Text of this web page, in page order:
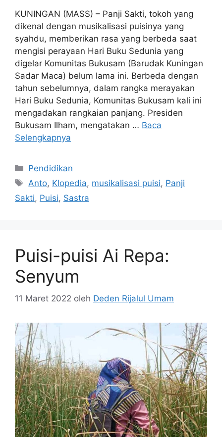
KUNINGAN (MASS) – Panji Sakti, tokoh yang
dikenal dengan musikalisasi puisinya yang
syahdu, memberikan rasa yang berbeda saat
mengisi perayaan Hari Buku Sedunia yang
digelar Komunitas Bukusam (Barudak Kuningan
Sadar Maca) belum lama ini. Berbeda dengan
tahun sebelumnya, dalam rangka merayakan
Hari Buku Sedunia, Komunitas Bukusam kali ini
mengadakan rangkaian panjang. Presiden
Bukusam Ilham, mengatakan … Baca
Selengkapnya
Kategori
Pendidikan
Tag
Anto, Klopedia, musikalisasi puisi, Panji
Sakti, Puisi, Sastra
Puisi-puisi Ai Repa:
Senyum
11 Maret 2022 oleh Deden Rijalul Umam